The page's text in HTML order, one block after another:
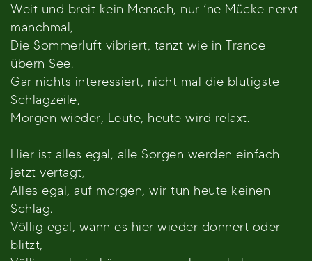
Weit und breit kein Mensch, nur ’ne Mücke nervt
manchmal,
Die Sommerluft vibriert, tanzt wie in Trance
übern See.
Gar nichts interessiert, nicht mal die blutigste
Schlagzeile,
Morgen wieder, Leute, heute wird relaxt.
Hier ist alles egal, alle Sorgen werden einfach
jetzt vertagt,
Alles egal, auf morgen, wir tun heute keinen
Schlag.
Völlig egal, wann es hier wieder donnert oder
blitzt,